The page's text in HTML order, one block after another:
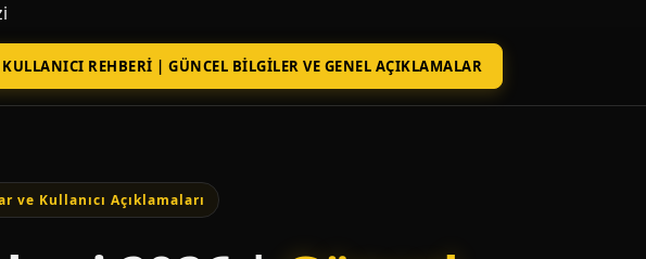
REHBERI | GÜNCEL BILGILER VE GENEL AÇIKLAMALAR
Kullanıcı Açıklamaları